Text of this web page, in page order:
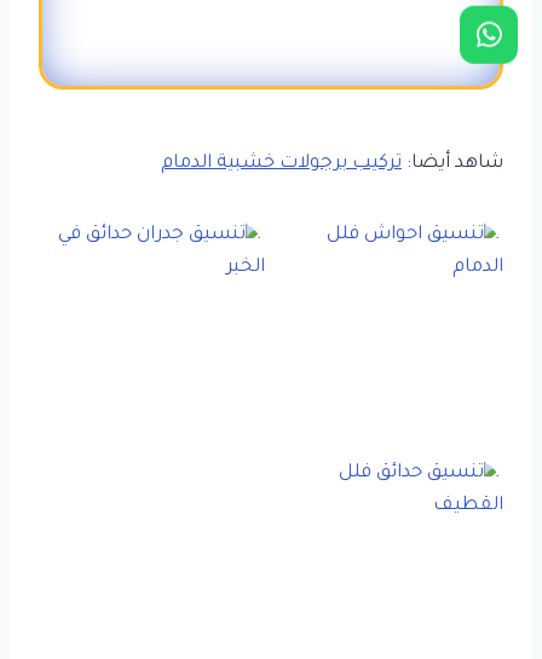
شاهد أيضا: تركيب برجولات خشبية الدمام